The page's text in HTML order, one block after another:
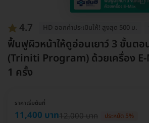
4.7 HD ออกค่าประเมินให้! สูงสุด 500 บ.
ฟื้นฟูผิวหน้าให้ดูอ่อนเยาว์ 3 ขั้นตอ
(Triniti Program) ด้วยเครื่อง
1 ครั้ง
ราคาเริ่มต้นที่
11,400 บาท12,000 บาท ประหยัด 5%